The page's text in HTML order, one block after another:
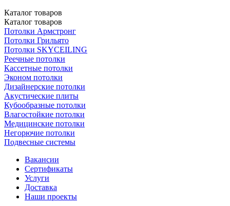
Каталог товаров
Каталог товаров
Потолки Армстронг
Потолки Грильято
Потолки SKYCEILING
Реечные потолки
Кассетные потолки
Эконом потолки
Дизайнерские потолки
Акустические плиты
Кубообразные потолки
Влагостойкие потолки
Медицинские потолки
Негорючие потолки
Подвесные системы
Вакансии
Сертификаты
Услуги
Доставка
Наши проекты